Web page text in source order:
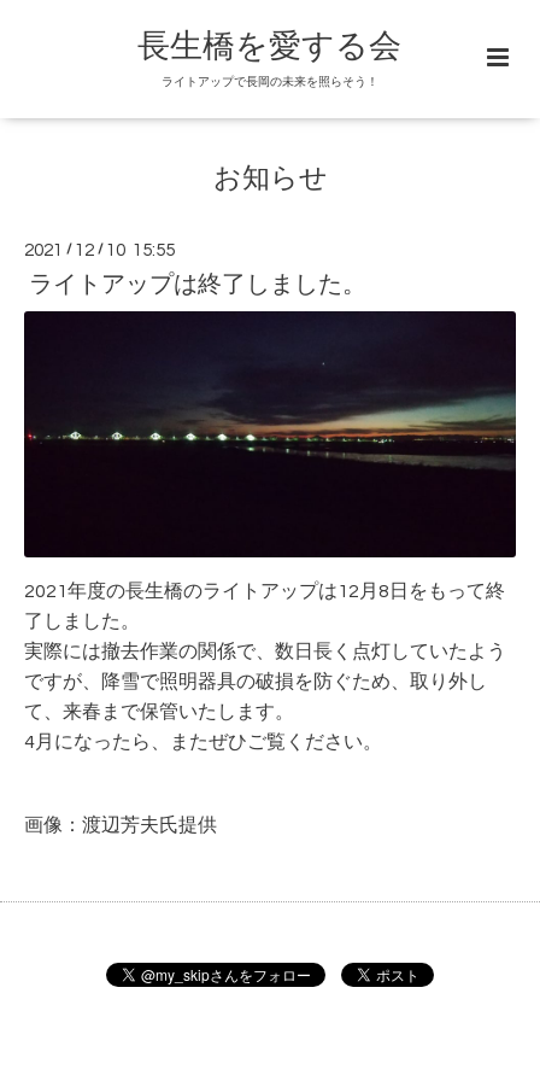
長生橋を愛する会
ライトアップで長岡の未来を照らそう！
お知らせ
2021 / 12 / 10 15:55
ライトアップは終了しました。
2021年度の長生橋のライトアップは12月8日をもって終
了しました。
実際には撤去作業の関係で、数日長く点灯していたよう
ですが、降雪で照明器具の破損を防ぐため、取り外し
て、来春まで保管いたします。
4月になったら、またぜひご覧ください。
画像：渡辺芳夫氏提供